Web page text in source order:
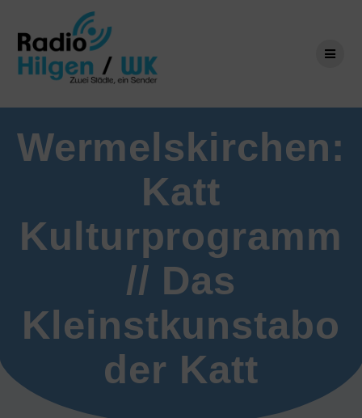
springen
Wermelskirchen:
Katt
Kulturprogramm
// Das
Kleinstkunstabo
der Katt